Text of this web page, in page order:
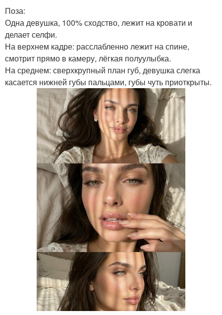
Поза:
Одна девушка, 100% сходство, лежит на кровати и
делает селфи.
На верхнем кадре: расслабленно лежит на спине,
смотрит прямо в камеру, лёгкая полуулыбка.
На среднем: сверхкрупный план губ, девушка слегка
касается нижней губы пальцами, губы чуть приоткрыты.